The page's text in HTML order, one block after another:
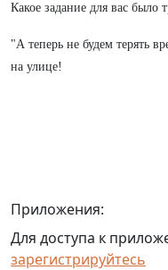
Какое задание для вас
"А теперь не будем терять
на улице!
Приложения:
Для доступа к
зарегистрируйтесь